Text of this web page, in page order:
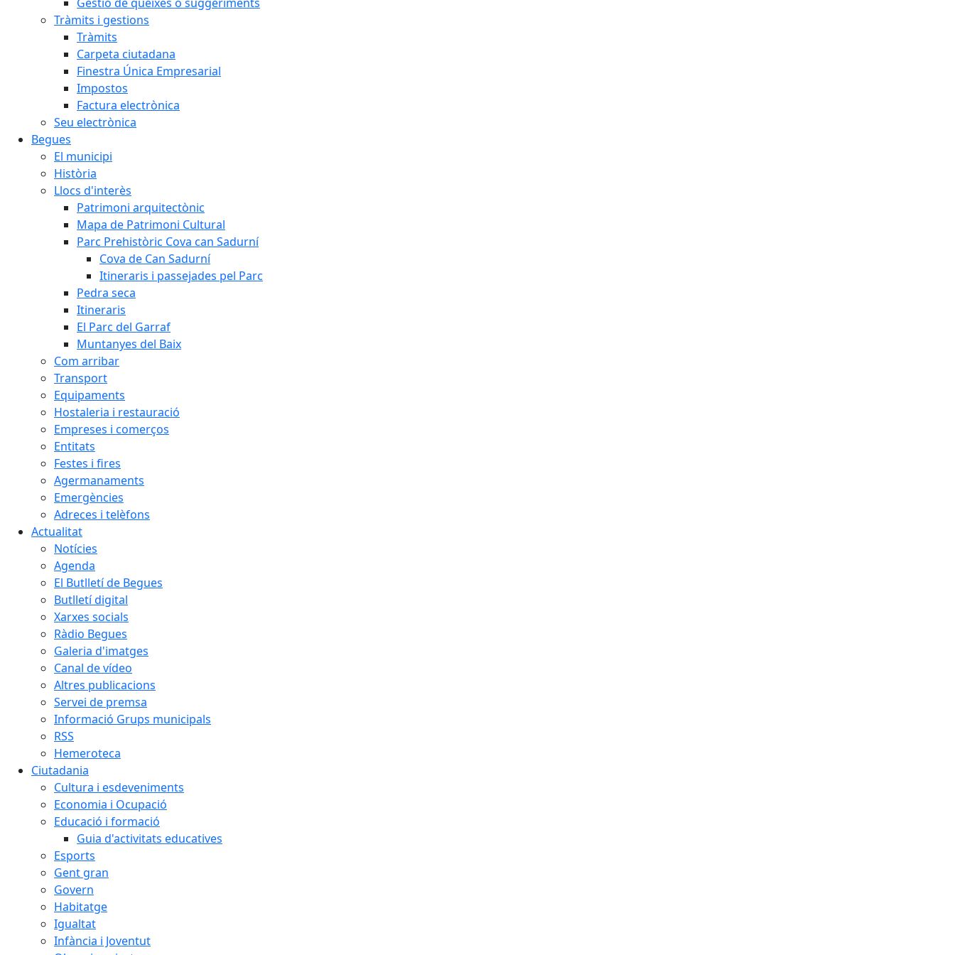
Tràmits i gestions
Tràmits
Carpeta ciutadana
Finestra Única Empresarial
Impostos
Factura electrònica
Seu electrònica
Begues
El municipi
Història
Llocs d'interès
Patrimoni arquitectònic
Mapa de Patrimoni Cultural
Parc Prehistòric Cova can Sadurní
Cova de Can Sadurní
Itineraris i passejades pel Parc
Pedra seca
Itineraris
El Parc del Garraf
Muntanyes del Baix
Com arribar
Transport
Equipaments
Hostaleria i restauració
Empreses i comerços
Entitats
Festes i fires
Agermanaments
Emergències
Adreces i telèfons
Actualitat
Notícies
Agenda
El Butlletí de Begues
Butlletí digital
Xarxes socials
Ràdio Begues
Galeria d'imatges
Canal de vídeo
Altres publicacions
Servei de premsa
Informació Grups municipals
RSS
Hemeroteca
Ciutadania
Cultura i esdeveniments
Economia i Ocupació
Educació i formació
Guia d'activitats educatives
Esports
Gent gran
Govern
Habitatge
Igualtat
Infància i Joventut